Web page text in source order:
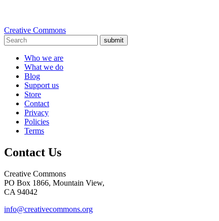
Creative Commons
submit
Who we are
What we do
Blog
Support us
Store
Contact
Privacy
Policies
Terms
Contact Us
Creative Commons
PO Box 1866, Mountain View,
CA 94042
info@creativecommons.org